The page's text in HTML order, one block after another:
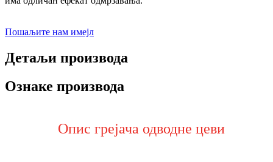
Пошаљите нам имејл
Детаљи производа
Ознаке производа
Опис грејача одводне цеви